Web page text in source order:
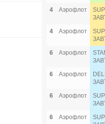
4
Аэрофлот
4
Аэрофлот
6
Аэрофлот
6
Аэрофлот
6
Аэрофлот
6
Аэрофлот